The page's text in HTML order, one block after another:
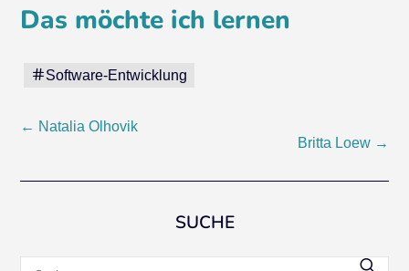
Das möchte ich lernen
Software-Entwicklung
Beitragsnavigation
← Natalia Olhovik
Britta Loew →
SUCHE